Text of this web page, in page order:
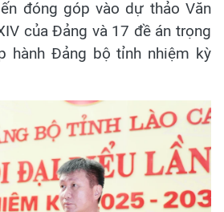
đóng góp vào dự thảo Văn
của Đảng và 17 đề án trọng
hành Đảng bộ tỉnh nhiệm kỳ